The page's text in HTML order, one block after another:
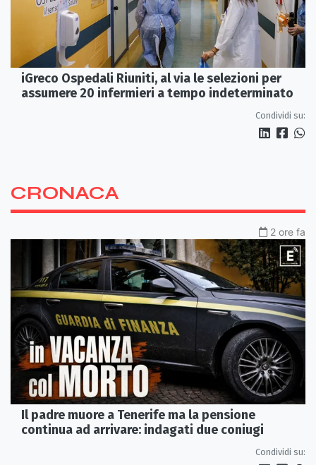
iGreco Ospedali Riuniti, al via le selezioni per
assumere 20 infermieri a tempo indeterminato
Condividi su:
CRONACA
2 ore fa
Il padre muore a Tenerife ma la pensione
continua ad arrivare: indagati due coniugi
Condividi su: